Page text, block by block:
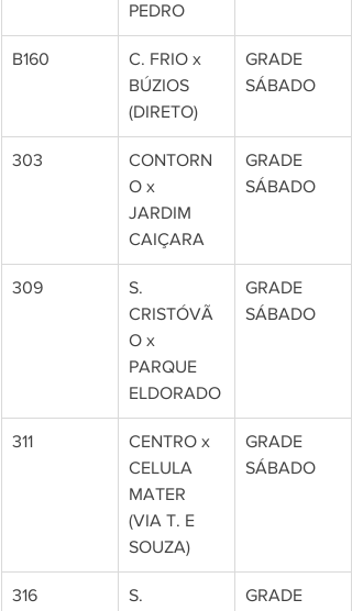
PEDRO
B160
C. FRIO x
BÚZIOS
(DIRETO)
GRADE
SÁBADO
303
CONTORN
O x
JARDIM
CAIÇARA
GRADE
SÁBADO
309
S.
CRISTÓVÃ
O x
PARQUE
ELDORADO
GRADE
SÁBADO
311
CENTRO x
CELULA
MATER
(VIA T. E
SOUZA)
GRADE
SÁBADO
316
S.
GRADE